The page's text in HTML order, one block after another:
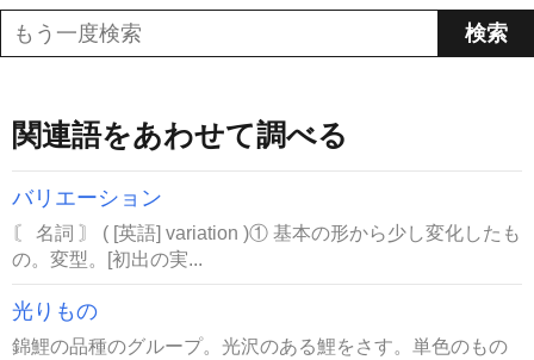
関連語をあわせて調べる
バリエーション
〘 名詞 〙 ( [英語] variation )① 基本の形から少し変化したも
の。変型。[初出の実...
光りもの
錦鯉の品種のグループ。光沢のある鯉をさす。単色のもの